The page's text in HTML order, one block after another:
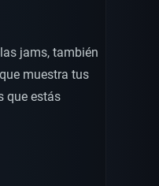
jams, también
muestra tus
que estás